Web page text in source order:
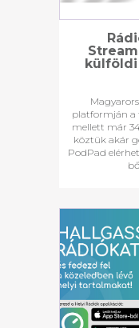
külföldi
platformján a
mellett már
köztük akár
PodPad